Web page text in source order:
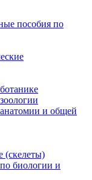
пособия по
и общей
(скелеты)
биологии и